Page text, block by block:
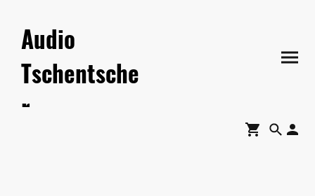
Audio
Tschentsche
r